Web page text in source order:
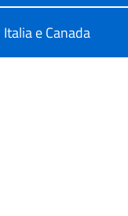
Italia e Canada